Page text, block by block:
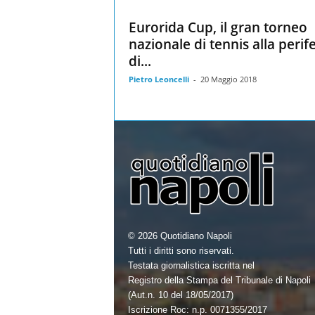
Eurorida Cup, il gran torneo
nazionale di tennis alla
di...
Pietro Leoncelli - 20 Maggio 2018
© 2026 Quotidiano Napoli
Tutti i diritti sono riservati.
Testata giornalistica iscritta nel
Registro della Stampa del Tribunale di Napoli
(Aut.n. 10 del 18/05/2017)
Iscrizione Roc: n.p. 0071355/2017